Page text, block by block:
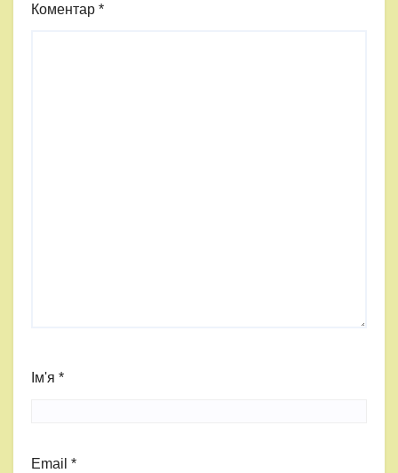
Коментар *
Ім'я *
Email *